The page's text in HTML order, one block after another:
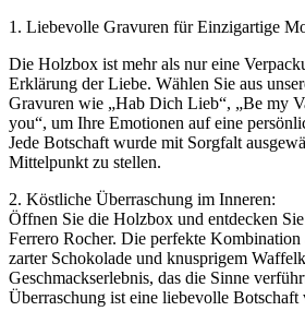
1. Liebevolle Gravuren für Einzigartige
Die Holzbox ist mehr als nur eine
Erklärung der Liebe. Wählen Sie aus
Gravuren wie „Hab Dich Lieb“, „Be my
you“, um Ihre Emotionen auf eine
Jede Botschaft wurde mit Sorgfalt
Mittelpunkt zu stellen.
2. Köstliche Überraschung im Inneren:
Öffnen Sie die Holzbox und entdecken
Ferrero Rocher. Die perfekte Kombination
zarter Schokolade und knusprigem
Geschmackserlebnis, das die Sinne
Überraschung ist eine liebevolle Botschaft